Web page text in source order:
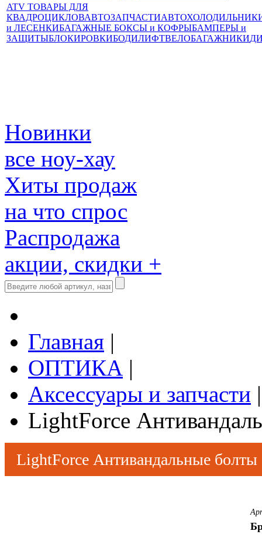
ATV ТОВАРЫ ДЛЯ
КВАДРОЦИКЛОВАВТОЗАПЧАСТИ
и ЛЕСЕНКИБАГАЖНЫЕ БОКСЫ и КОФРЫБАМПЕРЫ и
ЗАЩИТЫБЛОКИРОВКИБОДИЛИФТВЕЛОБАГАЖНИКИ
Новинки
все ноу-хау
Хиты продаж
на что спрос
Распродажа
акции, скидки +
Главная |
ОПТИКА |
Аксессуары и запчасти |
LightForce
LightForce Антивандальные болты